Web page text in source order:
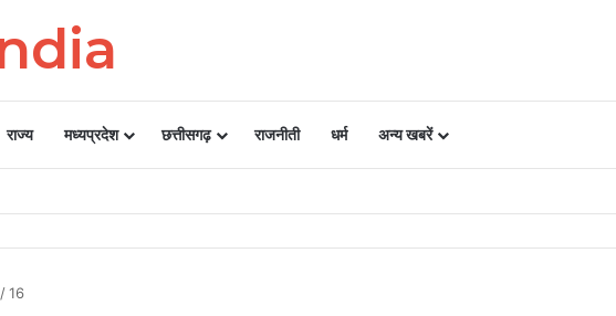
राज्य मध्यप्रदेश छत्तीसगढ़ राजनीती धर्म अन्य खबरें
होने पर अपने बैंक अकाउंट और पर्सनल डेटा को ऐसे रखें सुरक्षित, 5 पॉइंट में समझें पूरी बातें
/16